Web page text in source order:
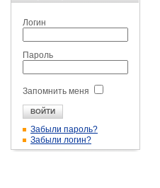
Логин
Пароль
Запомнить меня
Забыли пароль?
Забыли логин?